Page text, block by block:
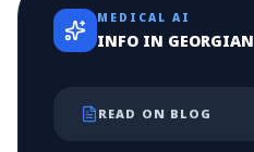
MEDICAL AI
INFO IN GEORGIAN
READ ON BLOG